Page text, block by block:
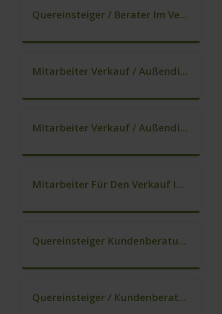
Quereinsteiger / Berater Im Vertrieb – Ab Sofort (m/w/d)
Mitarbeiter Verkauf / Außendienst (m/w/d)
Mitarbeiter Verkauf / Außendienst (m/w/d)
Mitarbeiter Für Den Verkauf In VZ/TZ (m/w/d)
Quereinsteiger Kundenberatung (Außendienst) (m/w/d)
Quereinsteiger / Kundenberatung (B2C) (m/w/d)